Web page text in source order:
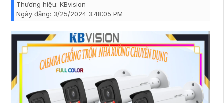
Thương hiệu: KBvision
Ngày đăng: 3/25/2024 3:48:05 PM